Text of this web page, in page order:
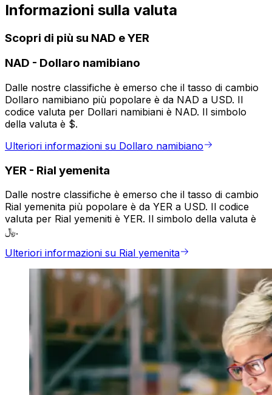
Informazioni sulla valuta
Scopri di più su NAD e YER
NAD - Dollaro namibiano
Dalle nostre classifiche è emerso che il tasso di cambio
Dollaro namibiano più popolare è da NAD a USD. Il
codice valuta per Dollari namibiani è NAD. Il simbolo
della valuta è $.
Ulteriori informazioni su Dollaro namibiano
YER - Rial yemenita
Dalle nostre classifiche è emerso che il tasso di cambio
Rial yemenita più popolare è da YER a USD. Il codice
valuta per Rial yemeniti è YER. Il simbolo della valuta è
﷼.
Ulteriori informazioni su Rial yemenita